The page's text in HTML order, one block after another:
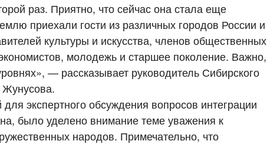
раз. Приятно, что сейчас она стала еще
приехали гости из различных городов России и
культуры и искусства, членов общественных
молодежь и старшее поколение. Важно,
— рассказывает руководитель Сибирского
Жунусова.
экспертного обсуждения вопросов интеграции
было уделено внимание теме уважения к
народов. Примечательно, что